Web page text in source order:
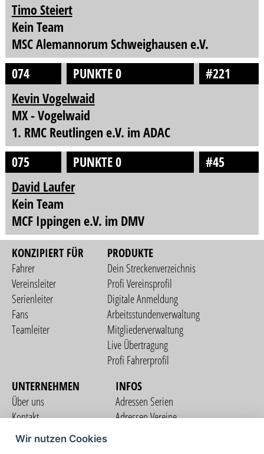
Timo Steiert
Kein Team
MSC Alemannorum Schweighausen e.V.
074
PUNKTE 0
#221
Kevin Vogelwaid
MX - Vogelwaid
1. RMC Reutlingen e.V. im ADAC
075
PUNKTE 0
#45
David Laufer
Kein Team
MCF Ippingen e.V. im DMV
KONZIPIERT FÜR
Fahrer
Vereinsleiter
Serienleiter
Fans
Teamleiter
PRODUKTE
Dein Streckenverzeichnis
Profi Vereinsprofil
Digitale Anmeldung
Arbeitsstundenverwaltung
Mitgliederverwaltung
Live Übertragung
Profi Fahrerprofil
UNTERNEHMEN
Über uns
Kontakt
Nutzungsbedingungen
Datenschutzerklärung
INFOS
Adressen Serien
Adressen Vereine
Wir nutzen Cookies